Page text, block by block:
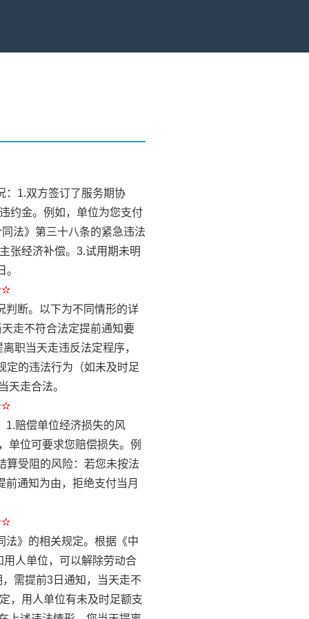
：1.双方签订了服务期协
约金。例如，单位为您支付
法》第三十八条的紧急违法
张经济补偿。3.试用期未明
判断。以下为不同情形的详
走不符合法定提前通知要
职当天走违反法定程序，
定的违法行为（如未及时足
天走合法。
1.赔偿单位经济损失的风
单位可要求您赔偿损失。例
算受阻的风险：若您未按法
前通知为由，拒绝支付当月
法》的相关规定。根据《中
人单位，可以解除劳动合
需提前3日通知，当天走不
，用人单位有未及时足额支